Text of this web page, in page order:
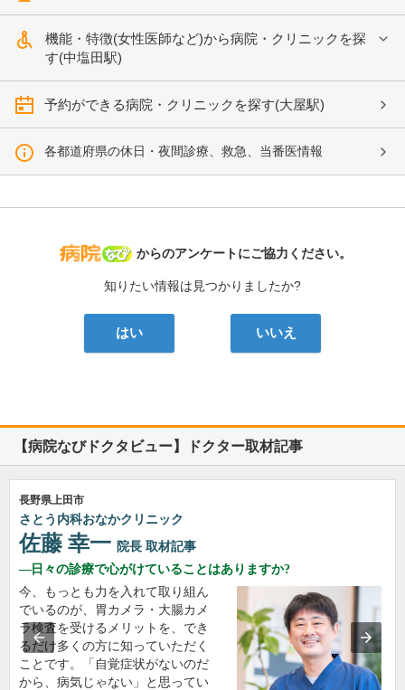
機能・特徴(女性医師など)から病院・クリニックを探
す(中塩田駅)
予約ができる病院・クリニックを探す(大屋駅)
各都道府県の休日・夜間診療、救急、当番医情報
病院なび
からのアンケートにご協力ください。
知りたい情報は見つかりましたか?
はい いいえ
【病院なびドクタビュー】ドクター取材記事
長野県上田市
さとう内科おなかクリニック
佐藤 幸一 院長 取材記事
日々の診療で心がけていることはありますか?
今、もっとも力を入れて取り組ん
でいるのが、胃カメラ・大腸カメ
ラ検査を受けるメリットを、でき
るだけ多くの方に知っていただく
ことです。「自覚症状がないのだ
から、病気じゃない」と思ってい